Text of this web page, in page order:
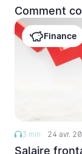
Comment
Finance
3 min 24 avr.
Salaire